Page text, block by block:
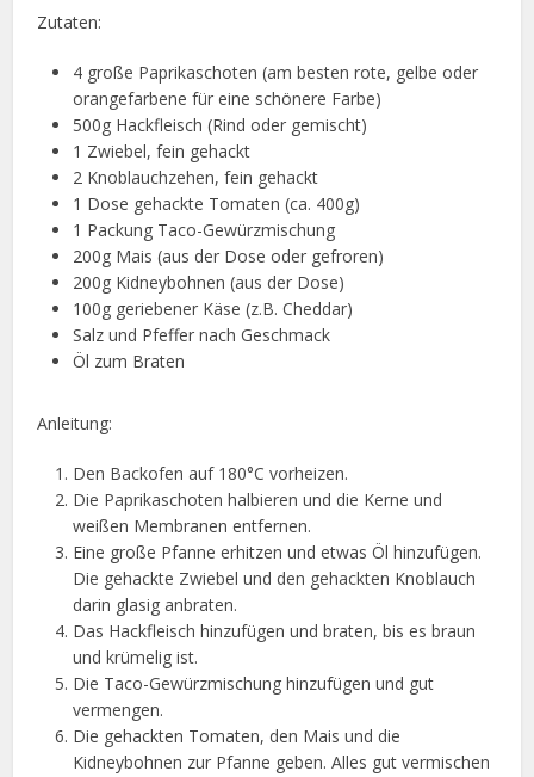
Zutaten:
4 große Paprikaschoten (am besten rote, gelbe oder
orangefarbene für eine schönere Farbe)
500g Hackfleisch (Rind oder gemischt)
1 Zwiebel, fein gehackt
2 Knoblauchzehen, fein gehackt
1 Dose gehackte Tomaten (ca. 400g)
1 Packung Taco-Gewürzmischung
200g Mais (aus der Dose oder gefroren)
200g Kidneybohnen (aus der Dose)
100g geriebener Käse (z.B. Cheddar)
Salz und Pfeffer nach Geschmack
Öl zum Braten
Anleitung:
Den Backofen auf 180°C vorheizen.
Die Paprikaschoten halbieren und die Kerne und
weißen Membranen entfernen.
Eine große Pfanne erhitzen und etwas Öl hinzufügen.
Die gehackte Zwiebel und den gehackten Knoblauch
darin glasig anbraten.
Das Hackfleisch hinzufügen und braten, bis es braun
und krümelig ist.
Die Taco-Gewürzmischung hinzufügen und gut
vermengen.
Die gehackten Tomaten, den Mais und die
Kidneybohnen zur Pfanne geben. Alles gut vermischen